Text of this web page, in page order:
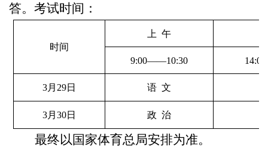
答。考试时间：
时间
上  午
9:00——10:30
3月29日 语 文
3月30日 政 治
最终以国家体育总局安排为准。